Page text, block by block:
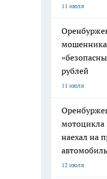
11 июля
рублей
11 июля
мотоцикла
наехал на
автомобиль
12 июля